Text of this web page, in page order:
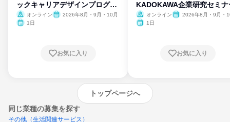
ックキャリアデザインプログラ
ム
オンライン
2026年8月・9月・10月
1日
お気に入り
KADOKAWA企業研究セミナ
オンライン
2026年8月・9月・
1日
お気に入り
トップページへ
同じ業種の募集を探す
その他（生活関連サービス）